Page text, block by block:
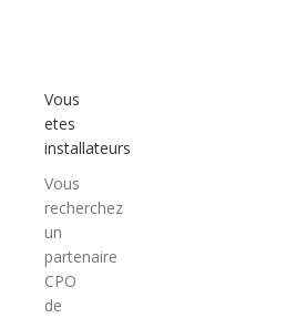
Vous
etes
installateurs
Vous
recherchez
un
partenaire
CPO
de